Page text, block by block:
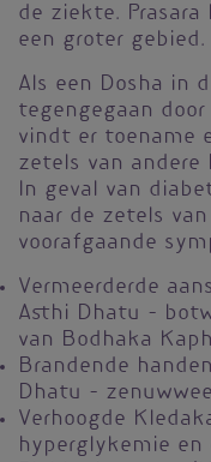
de ziekte.
een groter gebied.
Als een Dosha in
tegengegaan
vindt er toename
zetels van andere
In geval van
naar de zetels
voorafgaande
Vermeerderde
Asthi Dhatu –
van Bodhaka
Brandende
Dhatu –
Verhoogde
hyperglykemie en